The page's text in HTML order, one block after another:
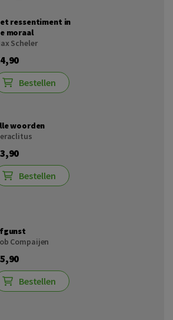
ressentiment in
moraal
Scheler
Bestellen
woorden
Bestellen
Compaijen
Bestellen